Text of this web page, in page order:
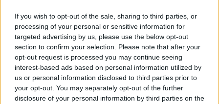
If you wish to opt-out of the sale, sharing to third parties, or
processing of your personal or sensitive information for
targeted advertising by us, please use the below opt-out
section to confirm your selection. Please note that after your
opt-out request is processed you may continue seeing
interest-based ads based on personal information utilized by
us or personal information disclosed to third parties prior to
your opt-out. You may separately opt-out of the further
disclosure of your personal information by third parties on the
2026. július. 03. 12:52
Egy levélíró szerint azonban Szakály Gábor, a hivatal megbízott
osztályvezetője jár vele rendszeresen vadászni.
HIVATALOS: FIKTÍV FOGLALKOZTATÁS MIATT
NYOMOZ A RENDŐRSÉG A VAS MEGYEI
KORMÁNYHIVATALBAN
2026. Április. 28. 17:12
Akár 7 ember is érintett lehet.